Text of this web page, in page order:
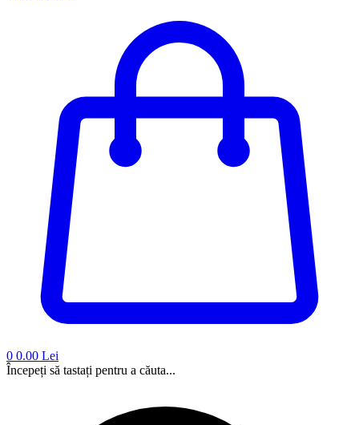
0 0.00 Lei
Începeți să tastați pentru a căuta...